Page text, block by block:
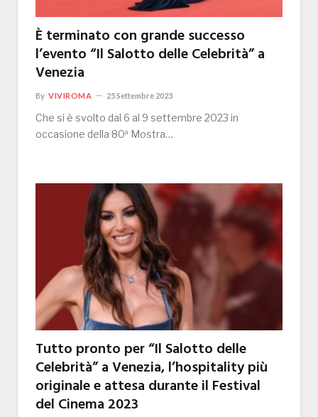
È terminato con grande successo
l’evento “Il Salotto delle Celebrità” a
Venezia
By VIVIROMA 25 Settembre 2023
Che si è svolto dal 6 al 9 settembre 2023 in
occasione della 80ª Mostra…
Tutto pronto per “Il Salotto delle
Celebrità” a Venezia, l’hospitality più
originale e attesa durante il Festival
del Cinema 2023